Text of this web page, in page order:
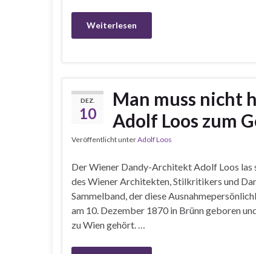
Weiterlesen
DEZ.
10
Man muss nicht
Adolf Loos zum
Veröffentlicht unterAdolf Loos
Der Wiener Dandy-Architekt Adolf Loos las
des Wiener Architekten, Stilkritikers und
Sammelband, der diese
am 10. Dezember 1870 in Brünn geboren
zu Wien gehört. …